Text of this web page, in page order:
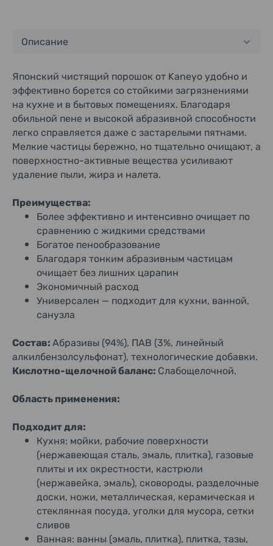
Описание
Японский чистящий порошок от Kaneyo удобно и
эффективно борется со стойкими загрязнениями
на кухне и в бытовых помещениях. Благодаря
обильной пене и высокой абразивной способности
легко справляется даже с застарелыми пятнами.
Мелкие частицы бережно, но тщательно очищают, а
поверхностно-активные вещества усиливают
удаление пыли, жира и налета.
Преимущества:
Более эффективно и интенсивно очищает по
сравнению с жидкими средствами
Богатое пенообразование
Благодаря тонким абразивным частицам
очищает без лишних царапин
Экономичный расход
Универсален — подходит для кухни, ванной,
санузла
Состав: Абразивы (94%), ПАВ (3%, линейный
алкилбензолсульфонат), технологические добавки.
Кислотно-щелочной баланс: Слабощелочной.
Область применения:
Подходит для:
Кухня: мойки, рабочие поверхности
(нержавеющая сталь, эмаль, плитка), газовые
плиты и их окрестности, кастрюли
(нержавейка, эмаль), сковороды, разделочные
доски, ножи, металлическая, керамическая и
стеклянная посуда, уголки для мусора, сетки
сливов
Ванная: ванны (эмаль, плитка), плитка, тазы,